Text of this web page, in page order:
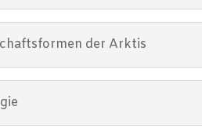
der Arktis